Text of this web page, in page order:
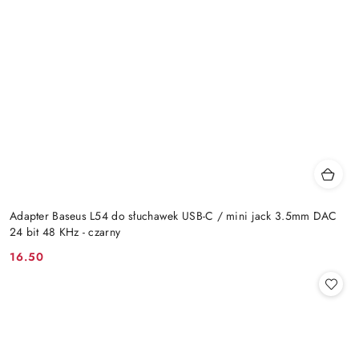
Adapter Baseus L54 do słuchawek USB-C / mini jack 3.5mm DAC
24 bit 48 KHz - czarny
Cena:
16.50